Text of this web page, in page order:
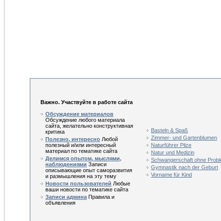
Важно. Участвуйте в работе сайта
Обсуждение материалов
Обсуждение любого материала
сайта, желательно конструктивная
критика
Полезно, интересно Любой
полезный и/или интересный
материал по тематике сайта
Делимся опытом, мыслями,
наблюдениями Записи
описывающие опыт саморазвития
и размышления на эту тему
Новости пользователей Любые
ваши новости по тематике сайта
Записи админа Правила и
объявления
Basteln & Spaß
Zimmer- und Gartenblumen
Naturführer Pilze
Natur und Medizin
Schwangerschaft ohne
Gymnastik nach der Geburt
Vorname für Kind